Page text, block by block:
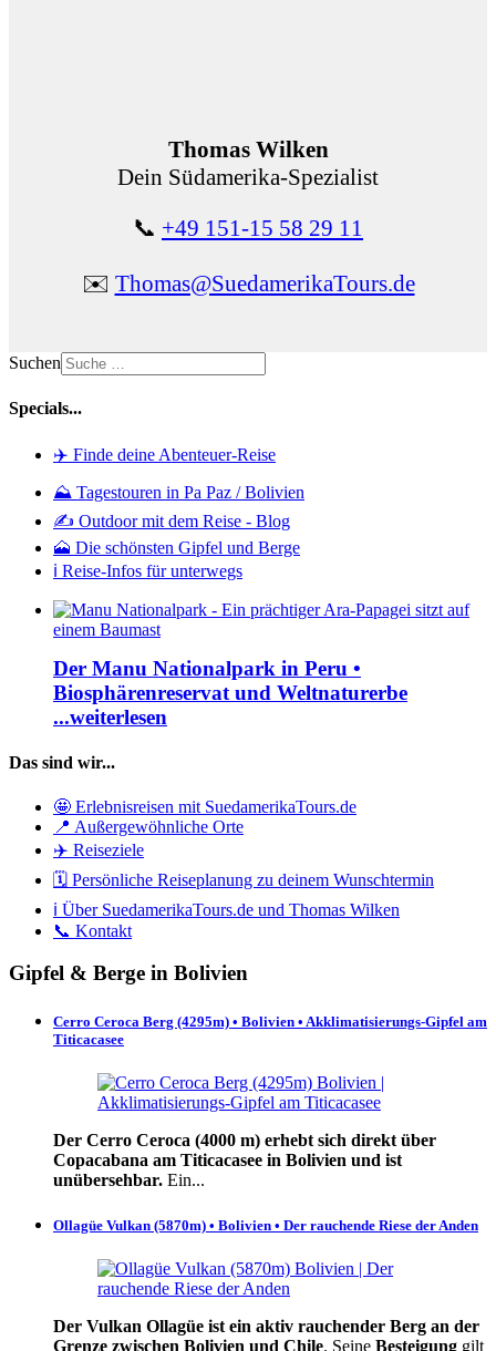
Thomas Wilken
Dein Südamerika-Spezialist
📞 +49 151-15 58 29 11
✉️ Thomas@SuedamerikaTours.de
Suchen
Specials...
✈️ Finde deine Abenteuer-Reise
⛰️ Tagestouren in Pa Paz / Bolivien
✍️ Outdoor mit dem Reise - Blog
🗻 Die schönsten Gipfel und Berge
ℹ️ Reise-Infos für unterwegs
Der Manu Nationalpark in Peru •
Biosphärenreservat und Weltnaturerbe
...weiterlesen
Das sind wir...
🤩 Erlebnisreisen mit SuedamerikaTours.de
📍 Außergewöhnliche Orte
✈️ Reiseziele
🗓️ Persönliche Reiseplanung zu deinem Wunschtermin
ℹ️ Über SuedamerikaTours.de und Thomas Wilken
📞 Kontakt
Gipfel & Berge in Bolivien
Cerro Ceroca Berg (4295m) • Bolivien • Akklimatisierungs-Gipfel am
Titicacasee
Der Cerro Ceroca (4000 m) erhebt sich direkt über
Copacabana am Titicacasee in Bolivien und ist
unübersehbar. Ein...
Ollagüe Vulkan (5870m) • Bolivien • Der rauchende Riese der Anden
Der Vulkan Ollagüe ist ein aktiv rauchender Berg an der
Grenze zwischen Bolivien und Chile. Seine Besteigung gilt